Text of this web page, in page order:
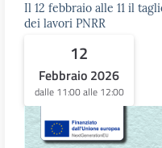
Il 12 febbraio alle 11 il
dei lavori PNRR
12
Febbraio 2026
dalle 11:00 alle 12:00